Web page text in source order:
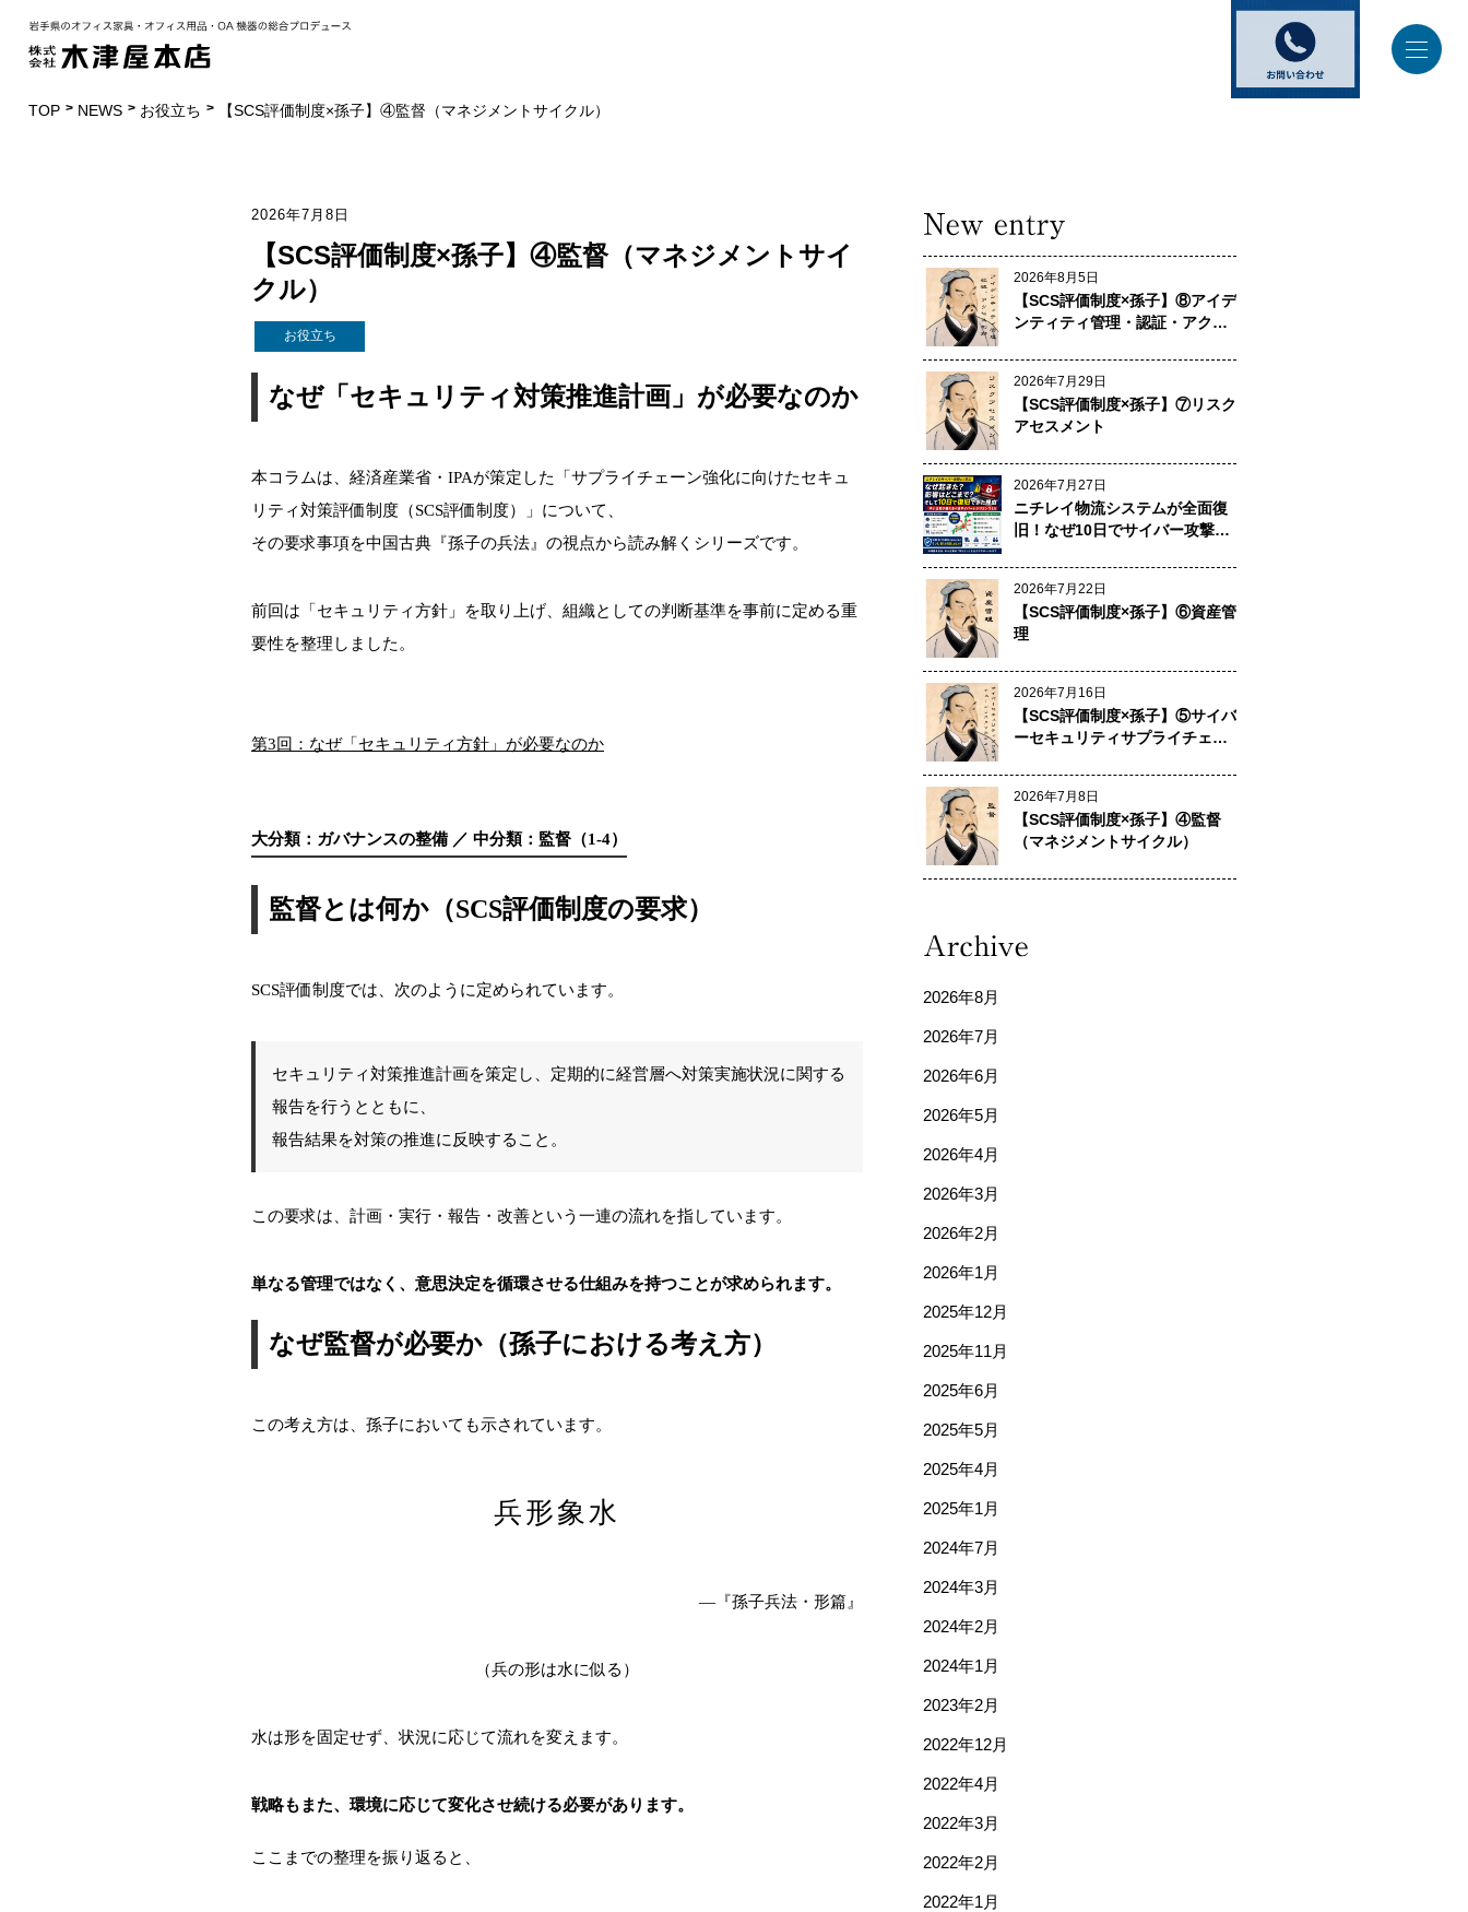
TOP NEWS お役立ち 【SCS評価制度×孫子】④監督（マネジメントサイクル）
2026年7月8日
【SCS評価制度×孫子】④監督（マネジメントサイ
クル）
お役立ち
なぜ「セキュリティ対策推進計画」が必要なのか
本コラムは、経済産業省・IPAが策定した「サプライチェーン強化に向けたセキュ
リティ対策評価制度（SCS評価制度）」について、
その要求事項を中国古典『孫子の兵法』の視点から読み解くシリーズです。
前回は「セキュリティ方針」を取り上げ、組織としての判断基準を事前に定める重
要性を整理しました。
第3回：なぜ「セキュリティ方針」が必要なのか
大分類：ガバナンスの整備 ／ 中分類：監督（1-4）
監督とは何か（SCS評価制度の要求）
SCS評価制度では、次のように定められています。
セキュリティ対策推進計画を策定し、定期的に経営層へ対策実施状況に関する
報告を行うとともに、
報告結果を対策の推進に反映すること。
この要求は、計画・実行・報告・改善という一連の流れを指しています。
単なる管理ではなく、意思決定を循環させる仕組みを持つことが求められます。
なぜ監督が必要か（孫子における考え方）
この考え方は、孫子においても示されています。
兵形象水
―『孫子兵法・形篇』
（兵の形は水に似る）
水は形を固定せず、状況に応じて流れを変えます。
戦略もまた、環境に応じて変化させ続ける必要があります。
ここまでの整理を振り返ると、
2026年8月5日
【SCS評価制度×孫子】⑧アイデ
ンティティ管理・認証・アクセ
2026年7月29日
【SCS評価制度×孫子】⑦リスク
アセスメント
2026年7月27日
ニチレイ物流システムが全面復
旧！なぜ10日でサイバー攻撃か
2026年7月22日
【SCS評価制度×孫子】⑥資産管
理
2026年7月16日
【SCS評価制度×孫子】⑤サイバ
ーセキュリティサプライチェー
2026年7月8日
【SCS評価制度×孫子】④監督
（マネジメントサイクル）
2026年8月
2026年7月
2026年6月
2026年5月
2026年4月
2026年3月
2026年2月
2026年1月
2025年12月
2025年11月
2025年6月
2025年5月
2025年4月
2025年1月
2024年7月
2024年3月
2024年2月
2024年1月
2023年2月
2022年12月
2022年4月
2022年3月
2022年2月
2022年1月